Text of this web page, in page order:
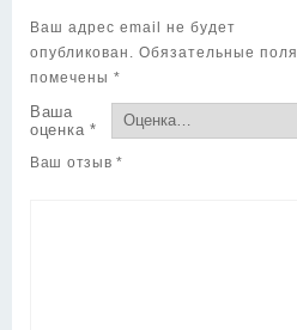
Ваш адрес email не будет
опубликован.
Обязательные поля
помечены *
Ваша
оценка *
Ваш отзыв *